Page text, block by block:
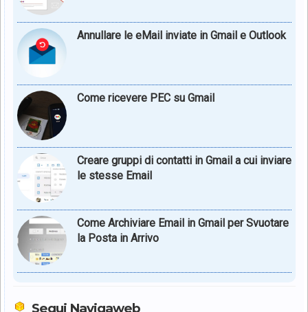
Annullare le eMail inviate in Gmail e Outlook
Come ricevere PEC su Gmail
Creare gruppi di contatti in Gmail a cui inviare
le stesse Email
Come Archiviare Email in Gmail per Svuotare
la Posta in Arrivo
Segui Navigaweb